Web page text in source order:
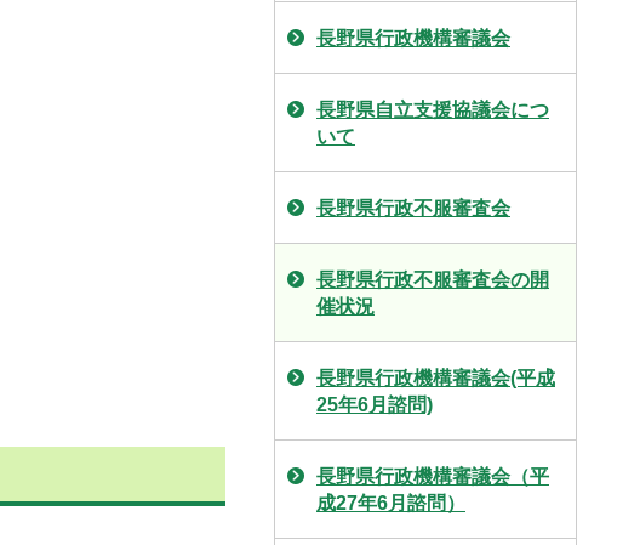
長野県行政機構審議会
長野県自立支援協議会につ
いて
長野県行政不服審査会
長野県行政不服審査会の開
催状況
長野県行政機構審議会(平成
25年6月諮問)
長野県行政機構審議会（平
成27年6月諮問）